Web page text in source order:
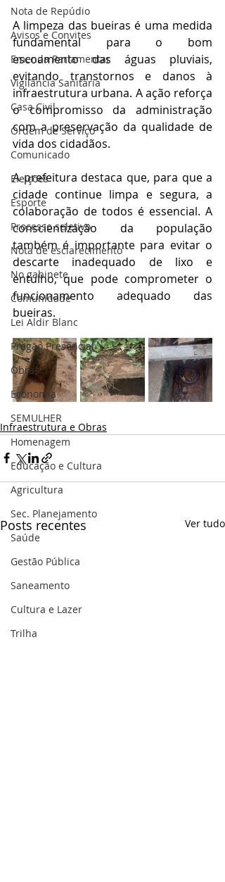
Nota de Repúdio
Avisos e Convites
Emenda Parlamentar
Vigilância Sanitária
Casa Civil
Ordem de Serviço
Comunicado
Eleições
Esporte
Processo seletivo
Nota de esclarecimento
No gabinete
Comunidade
Lei Aldir Blanc
Pregão Presencial
Obras
Economia
SEMULHER
Homenagem
Educação e Cultura
Agricultura
Sec. Planejamento
Saúde
Gestão Pública
Saneamento
Cultura e Lazer
Trilha
A limpeza das bueiras é uma medida
fundamental para o bom
escoamento das águas pluviais,
evitando transtornos e danos à
infraestrutura urbana. A ação reforça
o compromisso da administração
com a preservação da qualidade de
vida dos cidadãos.
A prefeitura destaca que, para que a
cidade continue limpa e segura, a
colaboração de todos é essencial. A
conscientização da população
também é importante para evitar o
descarte inadequado de lixo e
entulho, que pode comprometer o
funcionamento adequado das
bueiras.
Infraestrutura e Obras
Posts recentes Ver tudo